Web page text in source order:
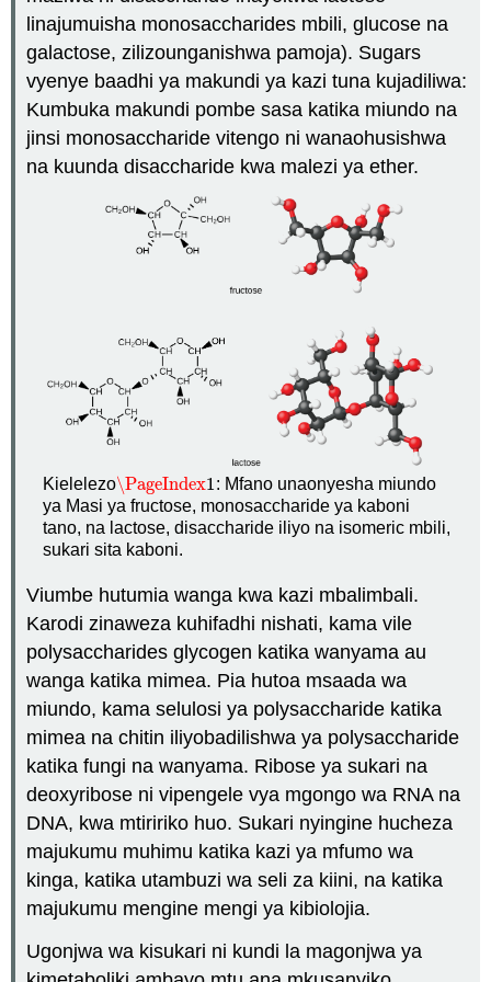
linajumuisha monosaccharides mbili, glucose na
galactose, zilizounganishwa pamoja). Sugars
vyenye baadhi ya makundi ya kazi tuna kujadiliwa:
Kumbuka makundi pombe sasa katika miundo na
jinsi monosaccharide vitengo ni wanaohusishwa
na kuunda disaccharide kwa malezi ya ether.
Kielelezo\PageIndex1
\PageIndex1: Mfano unaonyesha miundo
ya Masi ya fructose, monosaccharide ya kaboni
tano, na lactose, disaccharide iliyo na isomeric mbili,
sukari sita kaboni.
Viumbe hutumia wanga kwa kazi mbalimbali.
Karodi zinaweza kuhifadhi nishati, kama vile
polysaccharides glycogen katika wanyama au
wanga katika mimea. Pia hutoa msaada wa
miundo, kama selulosi ya polysaccharide katika
mimea na chitin iliyobadilishwa ya polysaccharide
katika fungi na wanyama. Ribose ya sukari na
deoxyribose ni vipengele vya mgongo wa RNA na
DNA, kwa mtiririko huo. Sukari nyingine hucheza
majukumu muhimu katika kazi ya mfumo wa
kinga, katika utambuzi wa seli za kiini, na katika
majukumu mengine mengi ya kibiolojia.
Ugonjwa wa kisukari ni kundi la magonjwa ya